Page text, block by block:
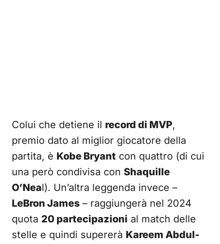
Colui che detiene il record di MVP,
premio dato al miglior giocatore della
partita, è Kobe Bryant con quattro (di cui
una però condivisa con Shaquille
O’Neal). Un’altra leggenda invece –
LeBron James – raggiungerà nel 2024
quota 20 partecipazioni al match delle
stelle e quindi supererà Kareem Abdul-